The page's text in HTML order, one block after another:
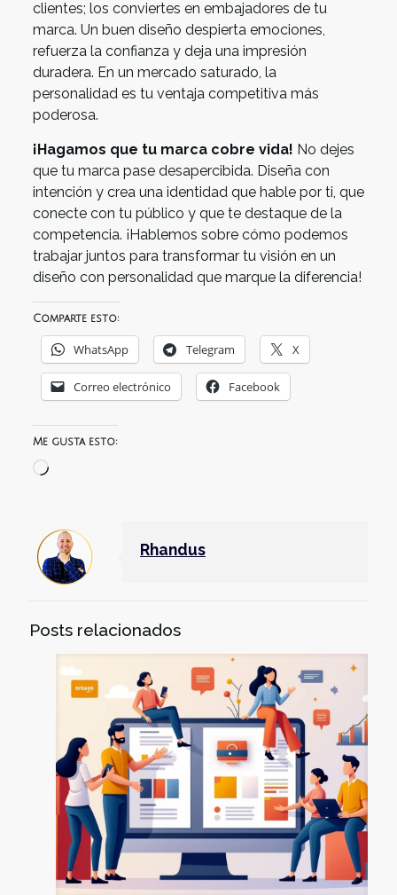
clientes; los conviertes en embajadores de tu
marca. Un buen diseño despierta emociones,
refuerza la confianza y deja una impresión
duradera. En un mercado saturado, la
personalidad es tu ventaja competitiva más
poderosa.
¡Hagamos que tu marca cobre vida! No dejes
que tu marca pase desapercibida. Diseña con
intención y crea una identidad que hable por ti, que
conecte con tu público y que te destaque de la
competencia. ¡Hablemos sobre cómo podemos
trabajar juntos para transformar tu visión en un
diseño con personalidad que marque la diferencia!
Comparte esto:
WhatsApp Telegram X
Correo electrónico Facebook
Me gusta esto:
Cargando...
Rhandus
Posts relacionados